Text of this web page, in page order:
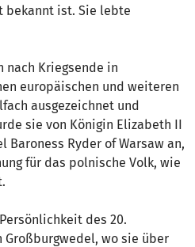
bekannt ist. Sie lebte
nach Kriegsende in
europäischen und weiteren
ausgezeichnet und
sie von Königin Elizabeth II
Baroness Ryder of Warsaw an,
für das polnische Volk, wie
des 20.
Großburgwedel, wo sie über